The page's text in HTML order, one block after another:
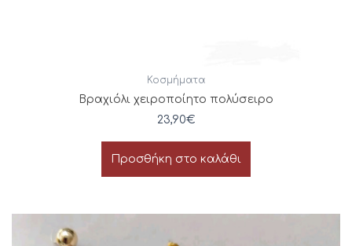
Κοσμήματα
Βραχιόλι χειροποίητο πολύσειρο
23,90€
Προσθήκη στο καλάθι